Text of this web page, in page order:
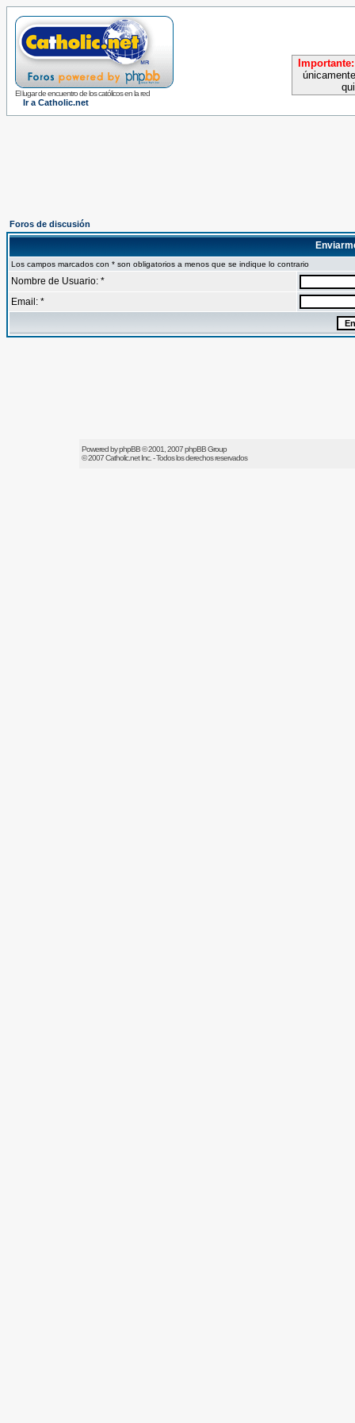
El lugar de encuentro de los católicos en la red
Ir a Catholic.net
Importante:
Foros de discusión
Los campos marcados con * son obligatorios a menos que se indique lo contrario
Nombre de Usuario: *
Email: *
Powered byphpBB© 2001, 2007 phpBB Group
© 2007Catholic.netInc. - Todos los derechos reservados